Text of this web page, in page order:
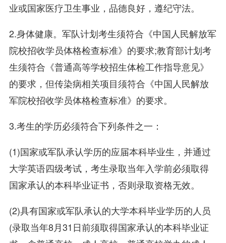
业或国家医疗卫生事业，品德良好，遵纪守法。
2.身体健康。军队计划考生须符合《中国人民解放军
院校招收学员体格检查标准》的要求;教育部计划考
生须符合《普通高等学校招生体检工作指导意见》
的要求，但传染病相关项目须符合《中国人民解放
军院校招收学员体格检查标准》的要求。
3.考生的学历必须符合下列条件之一：
(1)国家或军队承认学历的应届本科毕业生，并通过
大学英语四级考试，考生录取当年入学前必须取得
国家承认的本科毕业证书，否则录取资格无效。
(2)具有国家或军队承认的大学本科毕业学历的人员
(录取当年8月31日前须取得国家承认的本科毕业证